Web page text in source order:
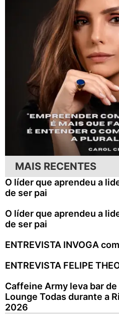
MAIS RECENTES
O líder que aprendeu a
de ser pai
O líder que aprendeu a
de ser pai
ENTREVISTA INVOGA
ENTREVISTA FELIPE
Caffeine Army leva bar
Lounge Todas durante a
2026